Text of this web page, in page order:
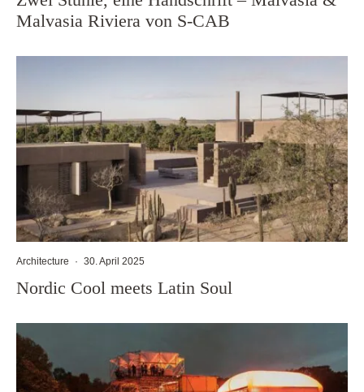
Malvasia Riviera von S-CAB
Architecture · 30. April 2025
Nordic Cool meets Latin Soul